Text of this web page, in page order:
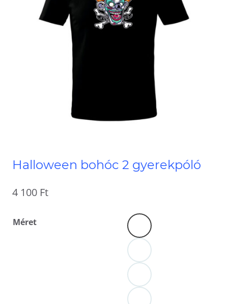
Halloween bohóc 2 gyerekpóló
4 100 Ft
Méret